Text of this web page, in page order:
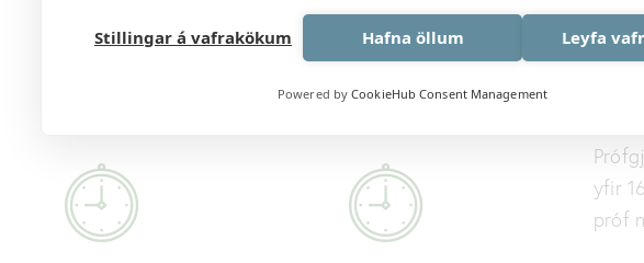
yfir
próf
Stillingar á vafrakökum Hafna öllum Leyfa
Powered byCookieHub Consent Management